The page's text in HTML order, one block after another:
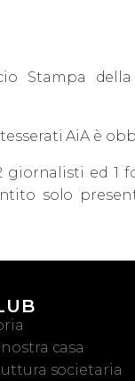
Stampa
AiA è
ed 1
solo
nostra casa
societaria